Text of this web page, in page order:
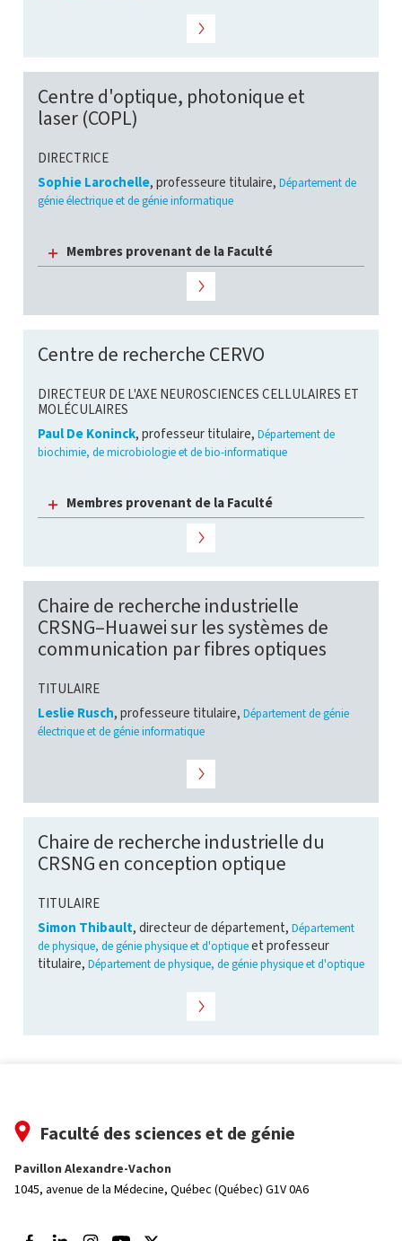
Centre d'optique, photonique et
laser (COPL)
DIRECTRICE
Sophie Larochelle, professeure titulaire, Département de
génie électrique et de génie informatique
Membres provenant de la Faculté
Centre de recherche CERVO
DIRECTEUR DE L'AXE NEUROSCIENCES CELLULAIRES ET
MOLÉCULAIRES
Paul De Koninck, professeur titulaire, Département de
biochimie, de microbiologie et de bio-informatique
Membres provenant de la Faculté
Chaire de recherche industrielle
CRSNG–Huawei sur les systèmes de
communication par fibres optiques
TITULAIRE
Leslie Rusch, professeure titulaire, Département de génie
électrique et de génie informatique
Chaire de recherche industrielle du
CRSNG en conception optique
TITULAIRE
Simon Thibault, directeur de département, Département
de physique, de génie physique et d'optiqueet professeur
titulaire, Département de physique, de génie physique et d'optique
Faculté des sciences et de génie
Pavillon Alexandre-Vachon
1045, avenue de la Médecine, Québec (Québec) G1V 0A6
Suivez-nous sur Facebook
Suivez-nous sur LinkedIn
Suivez-nous sur Instagram
Suivez-nous sur Youtube
Suivez-nous sur Twitter